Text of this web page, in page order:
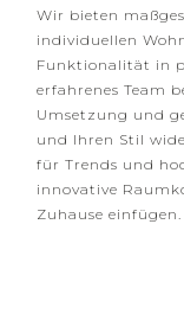
Wir bieten
individuellen
Funktionalität in
erfahrenes Team
Umsetzung und
und Ihren Stil
für Trends und
innovative
Zuhause einfügen.